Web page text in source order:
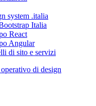
system .italia
Italia
React
Angular
di sito e servizi
di design